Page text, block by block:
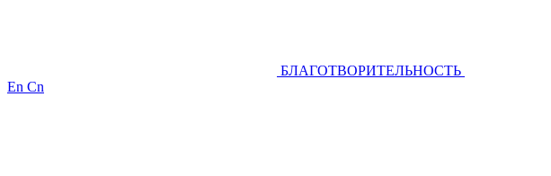
БЛАГОТВОРИТЕЛЬНОСТЬ
En Cn